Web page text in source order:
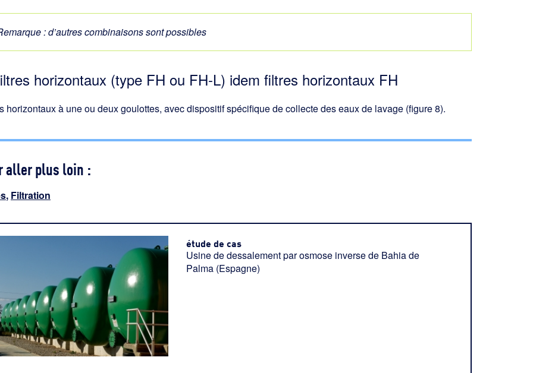
: d’autres combinaisons sont possibles
horizontaux (type FH ou FH-L) idem filtres horizontaux FH
horizontaux à une ou deux goulottes, avec dispositif spécifique de collecte des eaux de lavage (figure 8).
aller plus loin :
, Filtration
étude de cas
Usine de dessalement par osmose inverse de Bahia de
Palma (Espagne)